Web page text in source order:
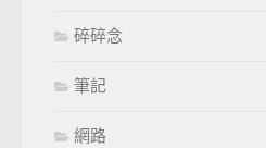
碎碎念
筆記
網路